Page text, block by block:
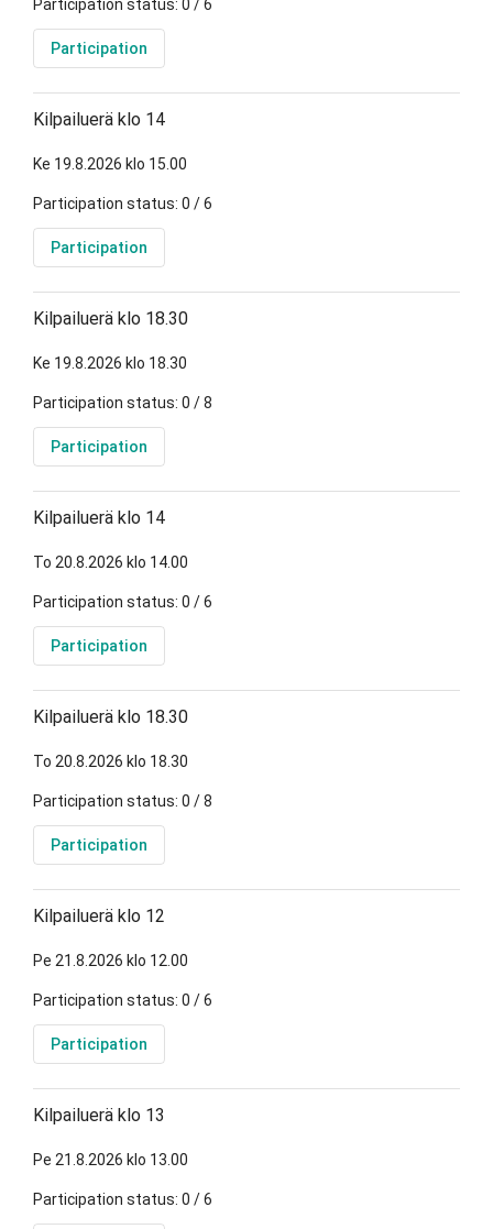
Participation status: 0 / 6
Participation
Kilpailuerä klo 14
Ke 19.8.2026 klo 15.00
Participation status: 0 / 6
Participation
Kilpailuerä klo 18.30
Ke 19.8.2026 klo 18.30
Participation status: 0 / 8
Participation
Kilpailuerä klo 14
To 20.8.2026 klo 14.00
Participation status: 0 / 6
Participation
Kilpailuerä klo 18.30
To 20.8.2026 klo 18.30
Participation status: 0 / 8
Participation
Kilpailuerä klo 12
Pe 21.8.2026 klo 12.00
Participation status: 0 / 6
Participation
Kilpailuerä klo 13
Pe 21.8.2026 klo 13.00
Participation status: 0 / 6